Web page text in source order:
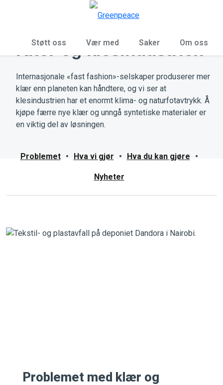
Støtt oss Vær med Saker Om oss
Klær og klesindustrien
Internasjonale «fast fashion»-selskaper produserer mer
klær enn planeten kan håndtere, og vi ser at
klesindustrien har et enormt klima- og naturfotavtrykk. Å
kjøpe færre nye klær og unngå syntetiske materialer er
en viktig del av løsningen.
Problemet • Hva vi gjør • Hva du kan gjøre •
Nyheter
Problemet med klær og